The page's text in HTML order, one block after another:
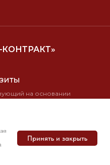
на основании
КПП 0
обработки
данных
Принять и закрыть